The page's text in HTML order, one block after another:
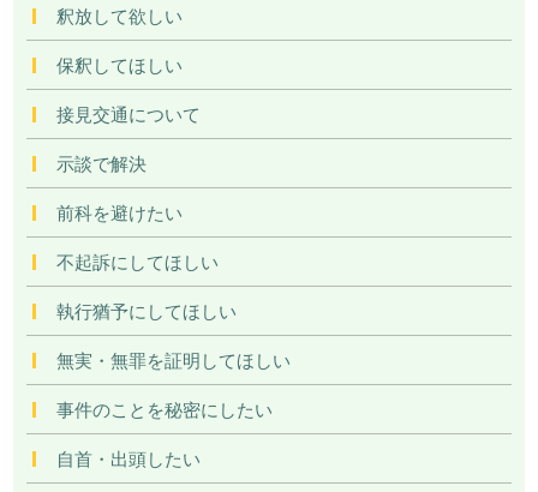
釈放して欲しい
保釈してほしい
接見交通について
示談で解決
前科を避けたい
不起訴にしてほしい
執行猶予にしてほしい
無実・無罪を証明してほしい
事件のことを秘密にしたい
自首・出頭したい